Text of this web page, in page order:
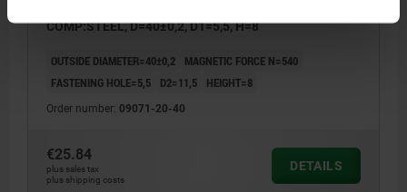
COMP:STEEL, D=40±0,2, D1=5,5, H=8
OUTSIDE DIAMETER=40±0,2
MAGNETIC FORCE N=540
FASTENING HOLE=5,5
D2=11,5 HEIGHT=8
Order number: 09071-20-40
€25.84
plus sales tax
plus shipping costs
DETAILS